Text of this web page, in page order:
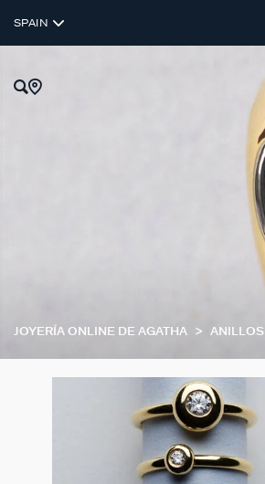
SPAIN
JOYERÍA ONLINE DE AGATHA ANILLOS